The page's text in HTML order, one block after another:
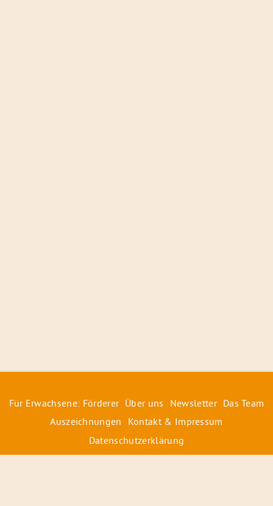
Für Erwachsene: Förderer Über uns Newsletter Das Team
Auszeichnungen
Kontakt & Impressum
Datenschutzerklärung